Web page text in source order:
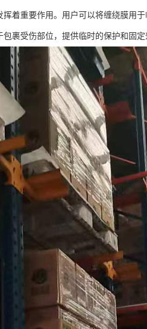
着重要作用。用户可以将缠绕膜用
裹受伤部位，提供临时的保护和固